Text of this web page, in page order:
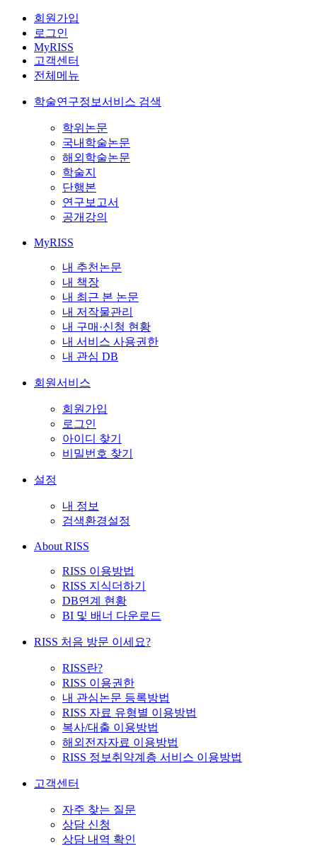
회원가입
로그인
MyRISS
고객센터
전체메뉴
학술연구정보서비스 검색
학위논문
국내학술논문
해외학술논문
학술지
단행본
연구보고서
공개강의
MyRISS
내 추천논문
내 책장
내 최근 본 논문
내 저작물관리
내 구매·신청 현황
내 서비스 사용권한
내 관심 DB
회원서비스
회원가입
로그인
아이디 찾기
비밀번호 찾기
설정
내 정보
검색환경설정
About RISS
RISS 이용방법
RISS 지식더하기
DB연계 현황
BI 및 배너 다운로드
RISS 처음 방문 이세요?
RISS란?
RISS 이용권한
내 관심논문 등록방법
RISS 자료 유형별 이용방법
복사/대출 이용방법
해외전자자료 이용방법
RISS 정보취약계층 서비스 이용방법
고객센터
자주 찾는 질문
상담 신청
상담 내역 확인